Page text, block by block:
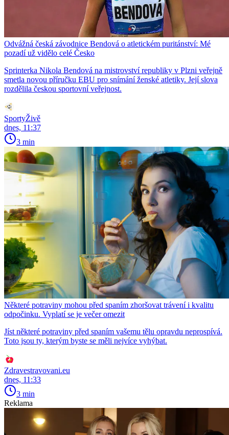
Odvážná česká závodnice Bendová o atletickém puritánství: Mé
pozadí už vidělo celé Česko
Sprinterka Nikola Bendová na mistrovství republiky v Plzni veřejně
smetla novou příručku EBU pro snímání ženské atletiky. Její slova
rozdělila českou sportovní veřejnost.
SportyŽivě
dnes, 11:37
3 min
Některé potraviny mohou před spaním zhoršovat trávení i kvalitu
odpočinku. Vyplatí se je večer omezit
Jíst některé potraviny před spaním vašemu tělu opravdu neprospívá.
Toto jsou ty, kterým byste se měli nejvíce vyhýbat.
Zdravestravovani.eu
dnes, 11:33
3 min
Reklama